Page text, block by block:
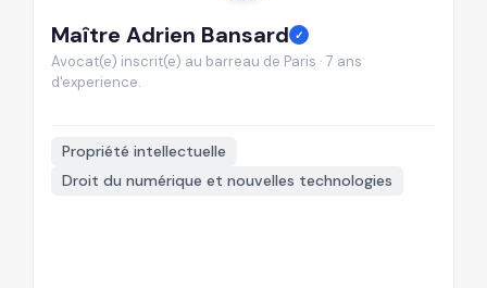
Maître Adrien Bansard ✓
Avocat(e) inscrit(e) au barreau de Paris · 7 ans
d'experience.
Propriété intellectuelle
Droit du numérique et nouvelles technologies